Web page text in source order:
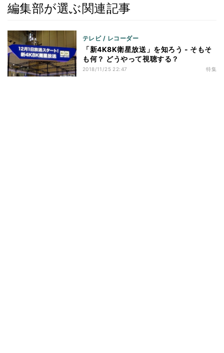
編集部が選ぶ関連記事
テレビ / レコーダー
「新4K8K衛星放送」を知ろう - そもそ
も何？ どうやって視聴する？
2018/11/25 22:47 特集